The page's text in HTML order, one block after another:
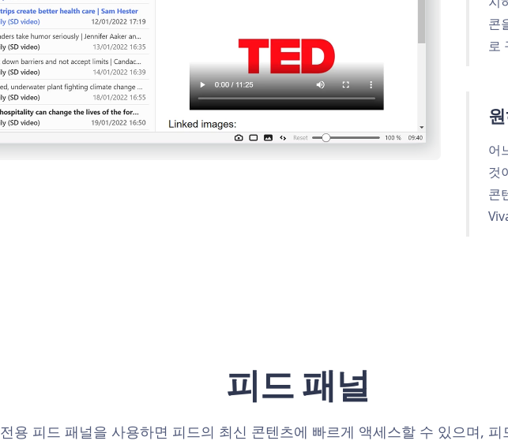
콘
로
어
것
콘
피드 패널
전용 피드 패널을 사용하면 피드의 최신 콘텐츠에 빠르게 액세스할 수 있으며, 피